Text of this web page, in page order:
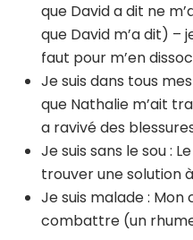
que David a dit ne
que David m’a dit) –
faut pour m’en
Je suis dans tous
que Nathalie m’ait
a ravivé des
Je suis sans le sou :
trouver une solution
Je suis malade :
combattre (un